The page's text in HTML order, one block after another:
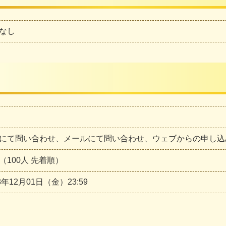
し
て問い合わせ、メールにて問い合わせ、ウェブからの申し
100人 先着順）
12月01日（金）23:59